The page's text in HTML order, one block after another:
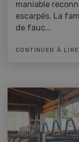
maniable
escarpés. La
de fauc...
CONTINUER À LIRE